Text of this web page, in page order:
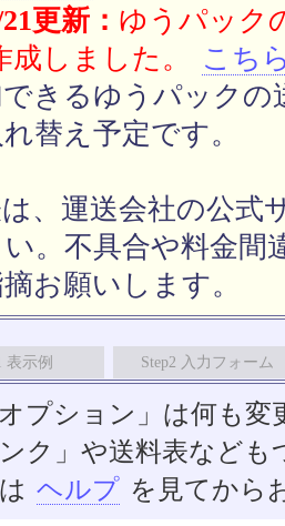
更新： ゆうパック
成しました。
こち
きるゆうパックの
替え予定です。
、運送会社の公式
い。不具合や料金間
お願いします。
表示例 Step2 入力フォーム
プション」は何も
ク」や送料表など
ヘルプ を見てから